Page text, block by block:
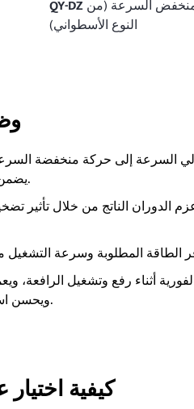
QY-DZعمود منخفض السرعة (من
النوع الأسطواني)
السرعة إلى حركة منخفضة
يضمن سلامة ودقة عمليات الرفع.
الدوران الناتج من خلال تأثير
أثناء رفع وتشغيل الرافعة،
ويحسن استقرار وموثوقية نظام النقل.
كيفية